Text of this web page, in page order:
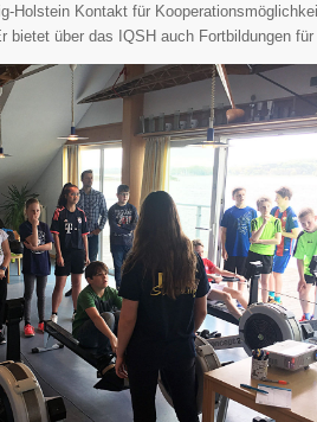
Holstein Kontakt für
bietet über das IQSH auch Fortbildungen für